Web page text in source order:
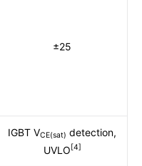
±25
IGBT VCE(sat) detection,
UVLO [4]